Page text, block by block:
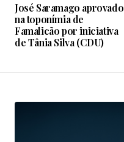
José Saramago aprovado
na toponímia de
Famalicão por iniciativa
de Tânia Silva (CDU)